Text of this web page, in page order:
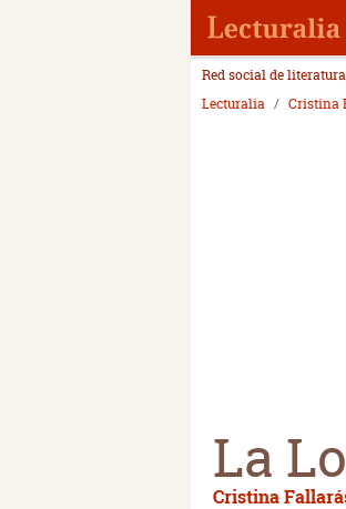
Red social de
Lecturalia
Cristina
La
Cristina